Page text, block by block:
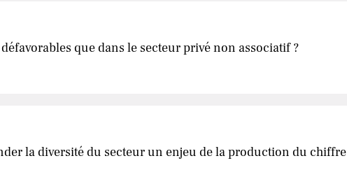
que dans le secteur privé non associatif ?
la diversité du secteur un enjeu de la production du chiffre